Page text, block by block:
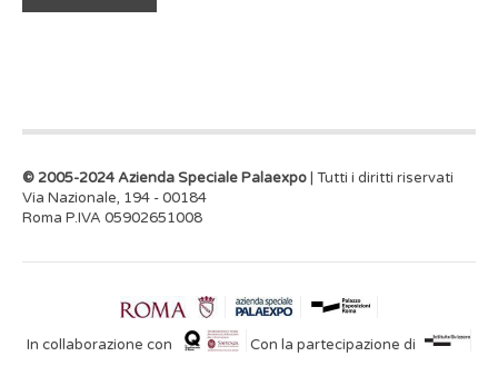
© 2005-2024 Azienda Speciale Palaexpo | Tutti i diritti riservati
Via Nazionale, 194 - 00184
Roma P.IVA 05902651008
In collaborazione con Con la partecipazione di